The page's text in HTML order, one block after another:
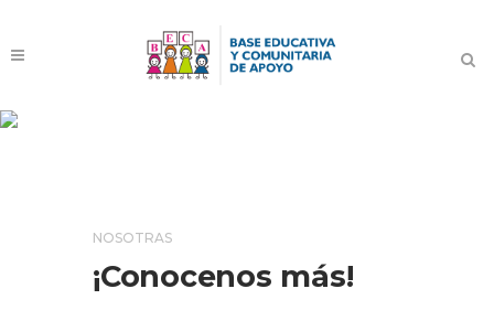
NOSOTRAS
¡Conocenos más!